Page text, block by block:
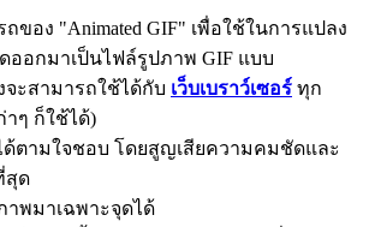
ของ "Animated GIF" เพื่อใช้ในการแปลง
ออกมาเป็นไฟล์รูปภาพ GIF แบบ
จะสามารถใช้ได้กับ เว็บเบราว์เซอร์ ทุก
าๆ ก็ใช้ได้)
ด้ตามใจชอบ โดยสูญเสียความคมชัดและ
สุด
พมาเฉพาะจุดได้